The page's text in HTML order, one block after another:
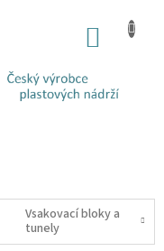
Vsakovací bloky a
tunely